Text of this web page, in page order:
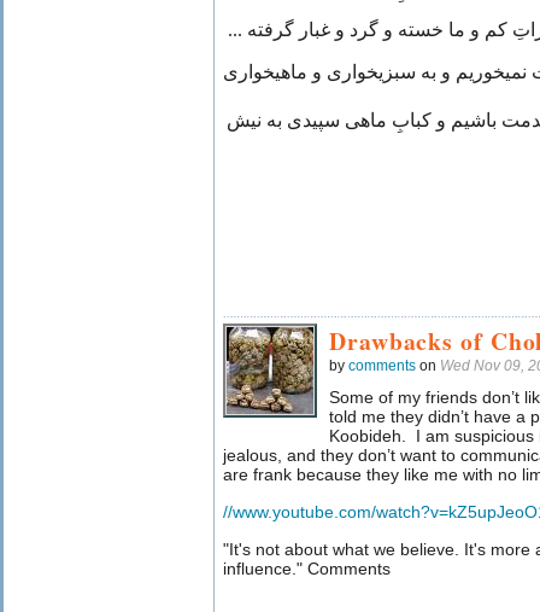
کم و ما خسته و گرد و غبار گرفته ...
و به سبزیخواری و ماهیخواری
باشیم و کبابِ ماهی‌ سپیدی به نیش
Drawbacks of
by comments on Wed Nov 09,
Some of my friends don’t
told me they didn’t have a
Koobideh.
I am
jealous, and they don’t want to
are frank because they like me with no
//www.youtube.com/
"It's not about what we believe. It's more
influence." Comments